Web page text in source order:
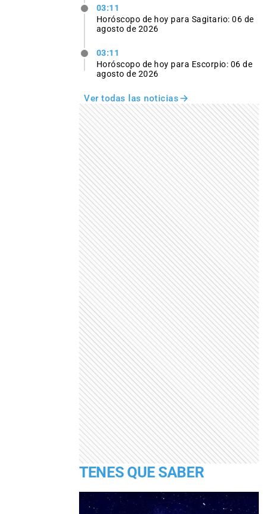
03:11
Horóscopo de hoy para Sagitario: 06 de
agosto de 2026
03:11
Horóscopo de hoy para Escorpio: 06 de
agosto de 2026
Ver todas las noticias
TENES QUE SABER